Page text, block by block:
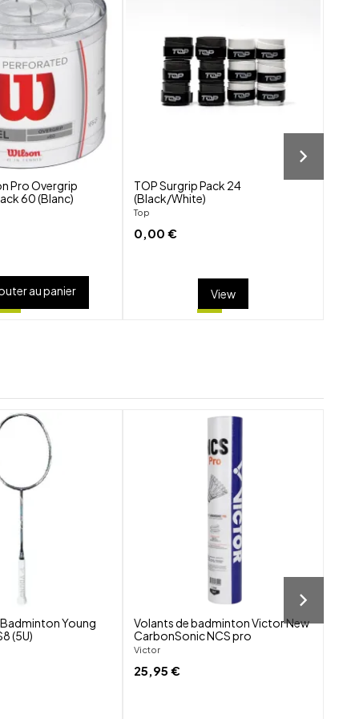
favorite_border
visibility
Pro Overgrip
60 (Blanc)
au panier
TOP Surgrip Pack 24
(Black/White)
Top
0,00 €
View
Young
(5U)
Volants de badminton Victor New
CarbonSonic NCS pro
Victor
25,95 €